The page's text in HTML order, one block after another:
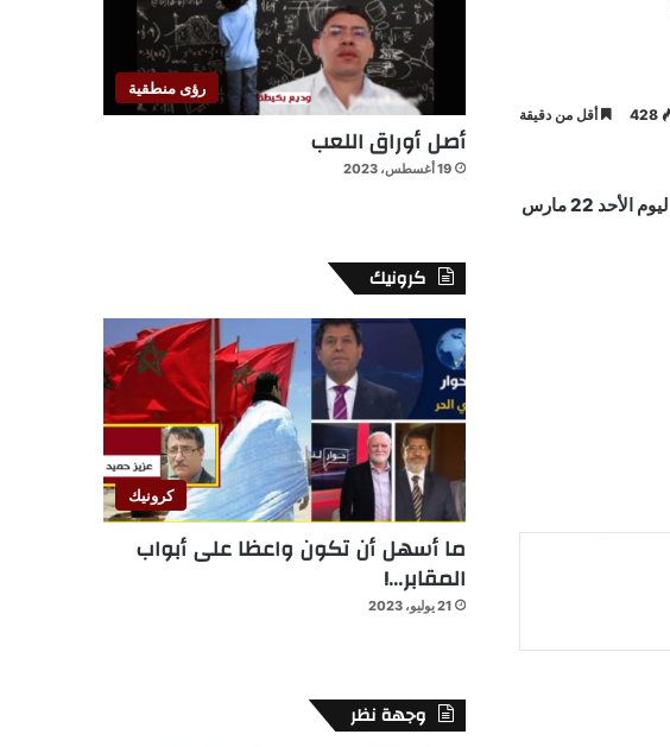
428 أقل من دقيقة
أعلنت وزارة الصحة عن تسجيل 6 حالات إصابة مؤكدة جديدة بفيروس كورونا حدود الساعة الثامنة والنصف من مساء اليوم الأحد 22 مارس
رؤى منطقية
أصل أوراق اللعب
19 أغسطس، 2023
كرونيك
كرونيك
ما أسهل أن تكون واعظا على أبواب
المقابر…!
21 يوليو، 2023
وجهة نظر